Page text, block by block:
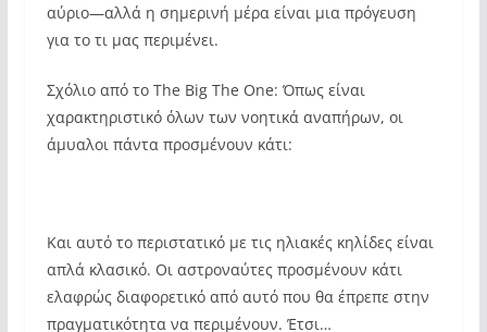
αύριο—αλλά η σημερινή μέρα είναι μια πρόγευση
για το τι μας περιμένει.
Σχόλιο από το The Big The One: Όπως είναι
χαρακτηριστικό όλων των νοητικά αναπήρων, οι
άμυαλοι πάντα προσμένουν κάτι:
Και αυτό το περιστατικό με τις ηλιακές κηλίδες είναι
απλά κλασικό. Οι αστροναύτες προσμένουν κάτι
ελαφρώς διαφορετικό από αυτό που θα έπρεπε στην
πραγματικότητα να περιμένουν. Έτσι…